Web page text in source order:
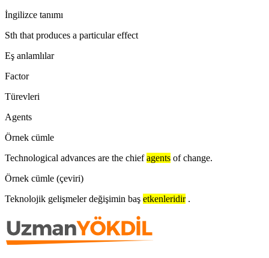
İngilizce tanımı
Sth that produces a particular effect
Eş anlamlılar
Factor
Türevleri
Agents
Örnek cümle
Technological advances are the chief agents of change.
Örnek cümle (çeviri)
Teknolojik gelişmeler değişimin baş etkenleridir .